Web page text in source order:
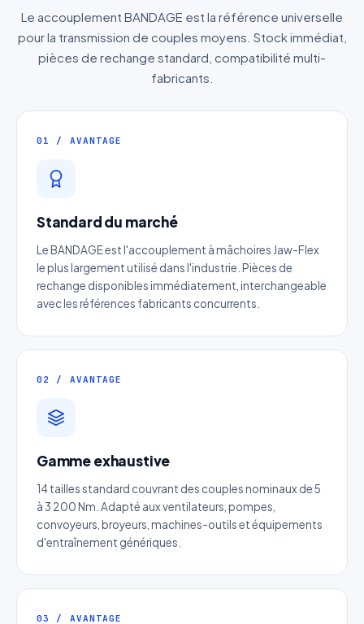
Le accouplement BANDAGE est la référence universelle
pour la transmission de couples moyens. Stock immédiat,
pièces de rechange standard, compatibilité multi-
fabricants.
01 / AVANTAGE
Standard du marché
Le BANDAGE est l'accouplement à mâchoires Jaw-Flex
le plus largement utilisé dans l'industrie. Pièces de
rechange disponibles immédiatement, interchangeable
avec les références fabricants concurrents.
02 / AVANTAGE
Gamme exhaustive
14 tailles standard couvrant des couples nominaux de 5
à 3 200 Nm. Adapté aux ventilateurs, pompes,
convoyeurs, broyeurs, machines-outils et équipements
d'entraînement génériques.
03 / AVANTAGE
Devis Page23 : Accouplement à
bandage
Réponse sous 24h — Sans engagement
Nom complet